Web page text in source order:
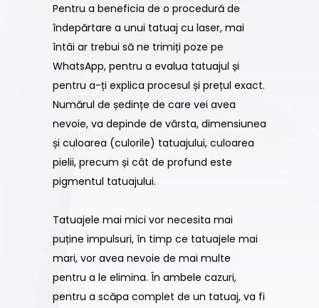
Pentru a beneficia de o procedură de
îndepărtare a unui tatuaj cu laser, mai
întâi ar trebui să ne trimiți poze pe
WhatsApp, pentru a evalua tatuajul și
pentru a-ți explica procesul și prețul exact.
Numărul de ședințe de care vei avea
nevoie, va depinde de vârsta, dimensiunea
și culoarea (culorile) tatuajului, culoarea
pielii, precum și cât de profund este
pigmentul tatuajului.
Tatuajele mai mici vor necesita mai
puține impulsuri, în timp ce tatuajele mai
mari, vor avea nevoie de mai multe
pentru a le elimina. În ambele cazuri,
pentru a scăpa complet de un tatuaj, va fi